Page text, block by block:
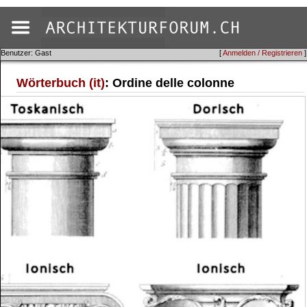
[Anmelden / Registrieren ]
Benutzer: Gast
Wörterbuch (it): Ordine delle colonne